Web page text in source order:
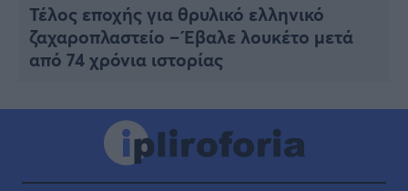
Τέλος εποχής για θρυλικό ελληνικό
ζαχαροπλαστείο – Έβαλε λουκέτο μετά
από 74 χρόνια ιστορίας